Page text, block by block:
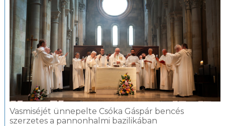
Vasmiséjét ünnepelte Csóka Gáspár bencés
szerzetes a pannonhalmi bazilikában